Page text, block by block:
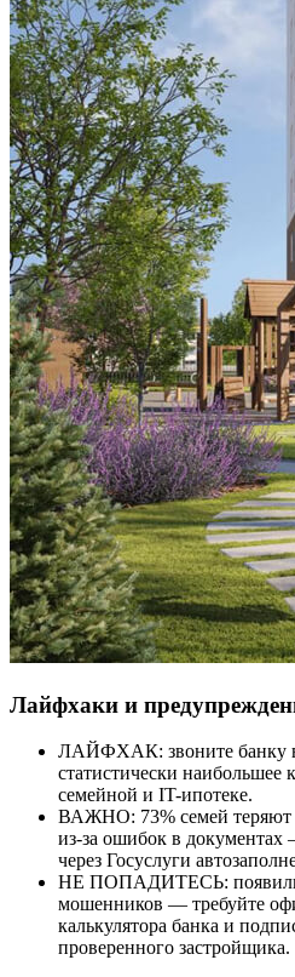
Лайфхаки и
ЛАЙФХАК: звоните банку
статистически наибольшее
семейной и IT-ипотеке.
ВАЖНО: 73% семей теряют
из-за ошибок в документах
через Госуслуги
НЕ ПОПАДИТЕСЬ:
мошенников — требуйте
калькулятора банка и
проверенного застройщика.